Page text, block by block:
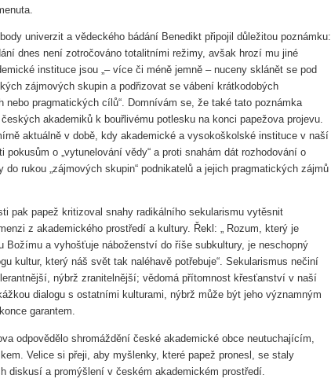
univerzit a vědeckého bádání Benedikt připojil důležitou poznámku:
dnes není zotročováno totalitními režimy, avšak hrozí mu jiné
instituce jsou „– více či méně jemně – nuceny sklánět se pod
zájmových skupin a podřizovat se vábení krátkodobých
nebo pragmatických cílů“. Domnívám se, že také tato poznámka
akademiků k bouřlivému potlesku na konci papežova projevu.
aktuálně v době, kdy akademické a vysokoškolské instituce v naší
pokusům o „vytunelování vědy“ a proti snahám dát rozhodování o
do rukou „zájmových skupin“ podnikatelů a jejich pragmatických zájmů
pak papež kritizoval snahy radikálního sekularismu vytěsnit
z akademického prostředí a kultury. Řekl: „ Rozum, který je
Božímu a vyhošťuje náboženství do říše subkultury, je neschopný
kultur, který náš svět tak naléhavě potřebuje“. Sekularismus nečiní
nýbrž zranitelnější; vědomá přítomnost křesťanství v naší
dialogu s ostatními kulturami, nýbrž může být jeho významným
garantem.
odpovědělo shromáždění české akademické obce neutuchajícím,
Velice si přeji, aby myšlenky, které papež pronesl, se staly
diskusí a promýšlení v českém akademickém prostředí.